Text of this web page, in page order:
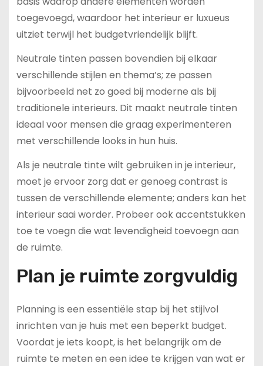
toegevoegd, waardoor het interieur er luxueus
uitziet terwijl het budgetvriendelijk blijft.
Neutrale tinten passen bovendien bij elkaar
verschillende stijlen en thema’s; ze passen
bijvoorbeeld net zo goed bij moderne als bij
traditionele interieurs. Dit maakt neutrale tinten
ideaal voor mensen die graag experimenteren
met verschillende looks in hun huis.
Als je neutrale tinte wilt gebruiken in je interieur,
moet je ervoor zorg dat er genoeg contrast is
tussen de verschillende elemente; anders kan het
interieur saai worder. Probeer ook accentstukken
toe te voegn die wat levendigheid toevoegn aan
de ruimte.
Plan je ruimte zorgvuldig
Planning is een essentiële stap bij het stijlvol
inrichten van je huis met een beperkt budget.
Voordat je iets koopt, is het belangrijk om de
ruimte te meten en een idee te krijgen van wat er